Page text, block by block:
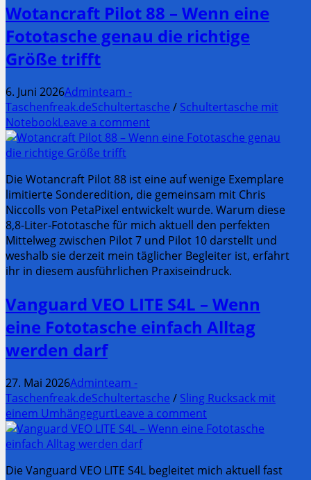
Wotancraft Pilot 88 – Wenn eine
Fototasche genau die richtige
Größe trifft
6. Juni 2026Adminteam -
Taschenfreak.deSchultertasche / Schultertasche mit
NotebookLeave a comment
Die Wotancraft Pilot 88 ist eine auf wenige Exemplare
limitierte Sonderedition, die gemeinsam mit Chris
Niccolls von PetaPixel entwickelt wurde. Warum diese
8,8-Liter-Fototasche für mich aktuell den perfekten
Mittelweg zwischen Pilot 7 und Pilot 10 darstellt und
weshalb sie derzeit mein täglicher Begleiter ist, erfahrt
ihr in diesem ausführlichen Praxiseindruck.
Vanguard VEO LITE S4L – Wenn
eine Fototasche einfach Alltag
werden darf
27. Mai 2026Adminteam -
Taschenfreak.deSchultertasche / Sling Rucksack mit
einem UmhängegurtLeave a comment
Die Vanguard VEO LITE S4L begleitet mich aktuell fast